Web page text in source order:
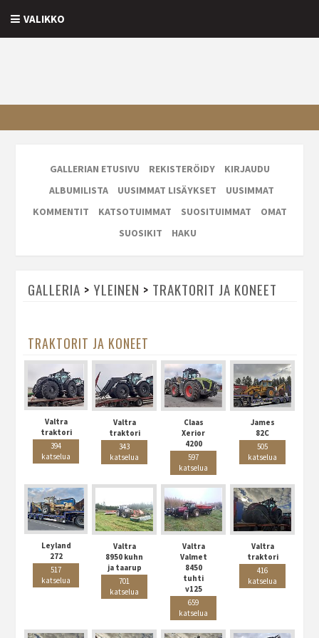
VALIKKO
GALLERIAN ETUSIVU REKISTERÖIDY
KIRJAUDU
ALBUMILISTA
UUSIMMAT LISÄYKSET
UUSIMMAT
KOMMENTIT
KATSOTUIMMAT SUOSITUIMMAT
OMAT
SUOSIKIT
HAKU
GALLERIA > YLEINEN > TRAKTORIT JA KONEET
TRAKTORIT JA KONEET
Valtra
traktori
394
katselua
Valtra
traktori
343
katselua
Claas
Xerior
4200
597
katselua
James
82C
505
katselua
Leyland
272
517
katselua
Valtra
8950 kuhn
ja taarup
701
katselua
Valtra
Valmet
8450
tuhti
v125
659
katselua
Valtra
traktori
416
katselua